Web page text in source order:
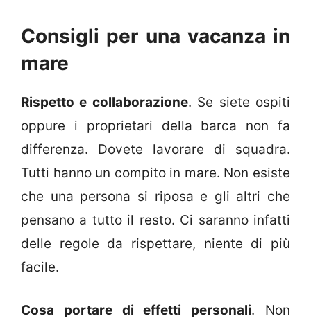
Consigli per una vacanza in
mare
Rispetto e collaborazione. Se siete ospiti
oppure i proprietari della barca non fa
differenza. Dovete lavorare di squadra.
Tutti hanno un compito in mare. Non esiste
che una persona si riposa e gli altri che
pensano a tutto il resto. Ci saranno infatti
delle regole da rispettare, niente di più
facile.
Cosa portare di effetti personali. Non